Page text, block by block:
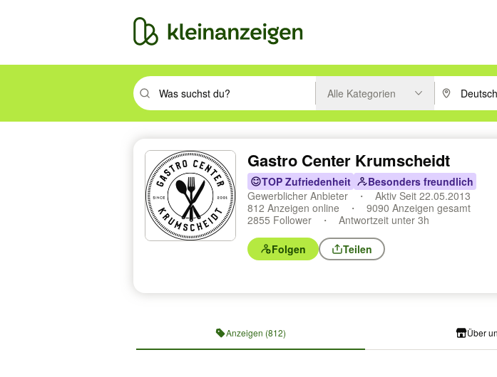
Suchbegriff eingeben. Eingabetaste drücken um zu suchen, oder Vorschläge
Alle Kategorien PLZ oder
Gastro Center Krumscheidt
TOP Zufriedenheit
Besonders freundlich
Gewerblicher Anbieter
Aktiv Seit 22.05.2013
812 Anzeigen online
9090 Anzeigen gesamt
2855 Follower
Antwortzeit unter 3h
Folgen Teilen
Anzeigen (812) Über